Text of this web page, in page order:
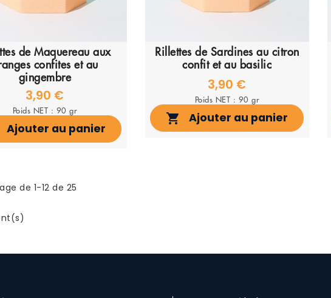
de Maquereau aux
confites et au
gingembre
3,90 €
Poids NET : 90 gr
Ajouter au panier
Rillettes de Sardines au citron
confit et au basilic
3,90 €
Poids NET : 90 gr
 Ajouter au panier
de 1-12 de 25